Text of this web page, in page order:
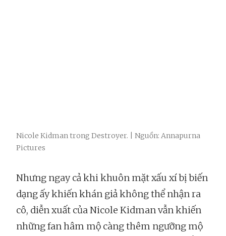
Nicole Kidman trong Destroyer. | Nguồn: Annapurna
Pictures
Nhưng ngay cả khi khuôn mặt xấu xí bị biến
dạng ấy khiến khán giả không thể nhận ra
cô, diễn xuất của Nicole Kidman vẫn khiến
những fan hâm mộ càng thêm ngưỡng mộ